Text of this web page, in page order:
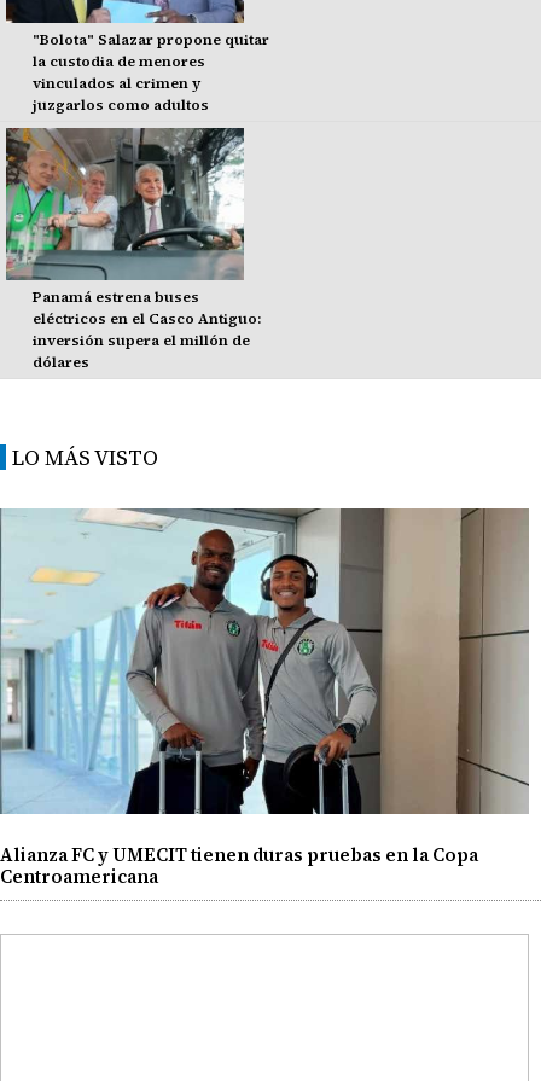
"Bolota" Salazar propone quitar
la custodia de menores
vinculados al crimen y
juzgarlos como adultos
Panamá estrena buses
eléctricos en el Casco Antiguo:
inversión supera el millón de
dólares
LO MÁS VISTO
Alianza FC y UMECIT tienen duras pruebas en la Copa
Centroamericana